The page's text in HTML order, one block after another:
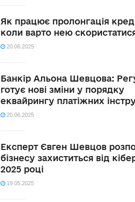
Як працює пролонгація
коли варто нею
20.06.2025
Банкір Альона Шевцова:
готує нові зміни у порядку
еквайрингу платіжних
20.06.2025
Експерт Євген Шевцов
бізнесу захиститься від
2025 році
19.05.2025